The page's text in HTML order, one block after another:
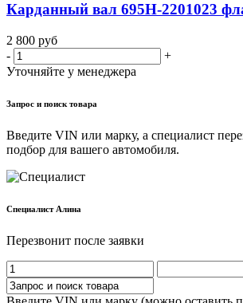
Карданный вал 695Н-2201023
2 800 руб
-
+
Уточняйте у менеджера
Запрос и поиск товара
Введите VIN или марку, а специалист
подбор для вашего автомобиля.
Cпециалист Алина
Перезвонит после заявки